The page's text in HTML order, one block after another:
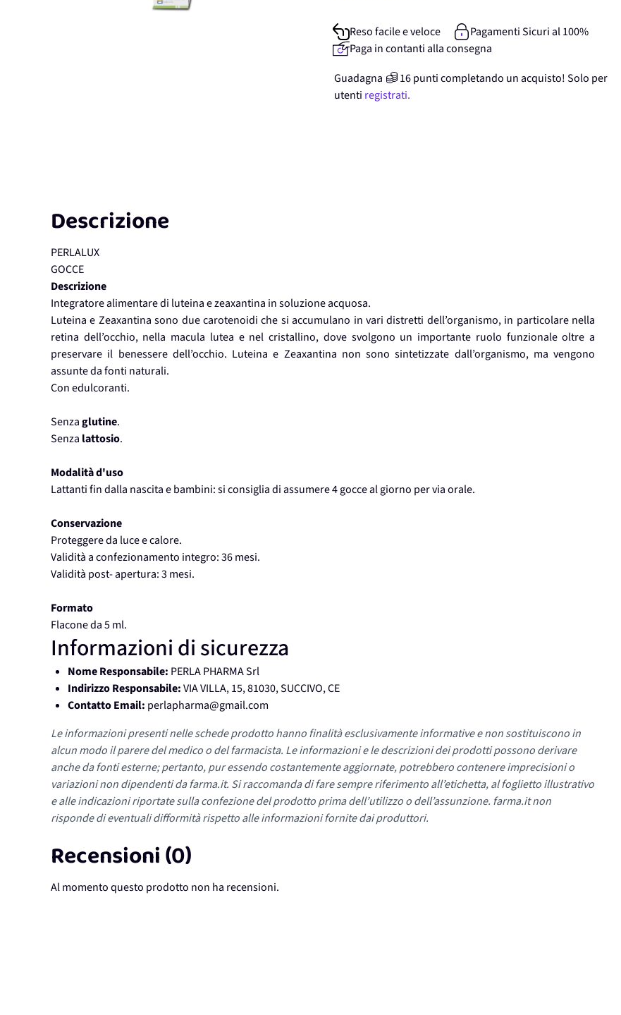
Reso facile e veloce
Pagamenti Sicuri al 100%
Paga in contanti alla consegna
Guadagna
16punticompletando un acquisto! Solo per
utenti registrati.
Descrizione
PERLALUX
GOCCE
Descrizione
Integratore alimentare di luteina e zeaxantina in soluzione acquosa.
Luteina e Zeaxantina sono due carotenoidi che si accumulano in vari distretti dell’organismo, in particolare nella
retina dell’occhio, nella macula lutea e nel cristallino, dove svolgono un importante ruolo funzionale oltre a
preservare il benessere dell’occhio. Luteina e Zeaxantina non sono sintetizzate dall’organismo, ma vengono
assunte da fonti naturali.
Con edulcoranti.
Senzaglutine.
Senza lattosio.
Modalità d'uso
Lattanti fin dalla nascita e bambini: si consiglia di assumere 4 gocce al giorno per via orale.
Conservazione
Proteggere da luce e calore.
Validità a confezionamento integro: 36 mesi.
Validità post- apertura: 3 mesi.
Formato
Flacone da 5 ml.
Informazioni di sicurezza
Nome Responsabile: PERLA PHARMA Srl
Indirizzo Responsabile:VIA VILLA, 15, 81030, SUCCIVO, CE
Contatto Email: perlapharma@gmail.com
Le informazioni presenti nelle schede prodotto hanno finalità esclusivamente informative e non sostituiscono in
alcun modo il parere del medico o del farmacista. Le informazioni e le descrizioni dei prodotti possono derivare
anche da fonti esterne; pertanto, pur essendo costantemente aggiornate, potrebbero contenere imprecisioni o
variazioni non dipendenti da farma.it. Si raccomanda di fare sempre riferimento all’etichetta, al foglietto illustrativo
e alle indicazioni riportate sulla confezione del prodotto prima dell’utilizzo o dell’assunzione. farma.it non
risponde di eventuali difformità rispetto alle informazioni fornite dai produttori.
Recensioni (0)
Al momento questo prodotto non ha recensioni.